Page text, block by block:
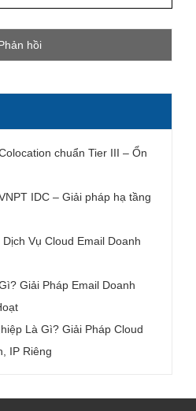
chuẩn Tier III – Ổn
IDC – Giải pháp hạ tầng
Vụ Cloud Email Doanh
Giải Pháp Email Doanh
Là Gì? Giải Pháp Cloud
IP Riêng